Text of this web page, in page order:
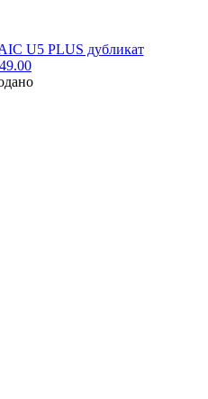
U5 PLUS дубликат